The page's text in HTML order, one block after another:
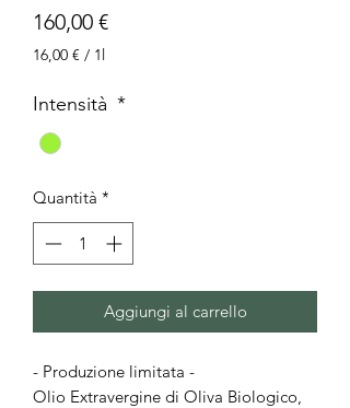
160,00 €Prezzo
16,00 € / 1l
ogni
1
litro
Intensità *
Quantità *
Aggiungi al carrello
- Produzione limitata -
Olio Extravergine di Oliva Biologico,